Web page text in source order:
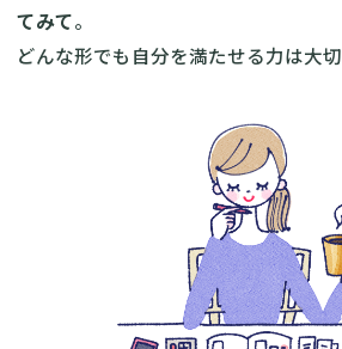
てみて。
どんな形でも自分を満たせる力は大切